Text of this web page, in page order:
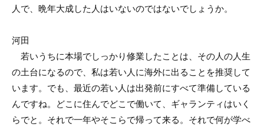
人で、晩年大成した人はいないのではないでしょうか。
河田
若いうちに本場でしっかり修業したことは、その人の人生
の土台になるので、私は若い人に海外に出ることを推奨して
います。でも、最近の若い人は出発前にすべて準備している
んですね。どこに住んでどこで働いて、ギャランティはいく
らでと。それで一年やそこらで帰って来る。それで何が学べ